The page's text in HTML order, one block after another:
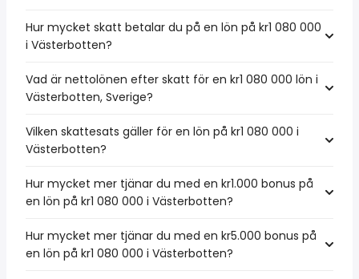
Hur mycket skatt betalar du på en lön på kr1 080 000
i Västerbotten?
Vad är nettolönen efter skatt för en kr1 080 000 lön i
Västerbotten, Sverige?
Vilken skattesats gäller för en lön på kr1 080 000 i
Västerbotten?
Hur mycket mer tjänar du med en kr1.000 bonus på
en lön på kr1 080 000 i Västerbotten?
Hur mycket mer tjänar du med en kr5.000 bonus på
en lön på kr1 080 000 i Västerbotten?